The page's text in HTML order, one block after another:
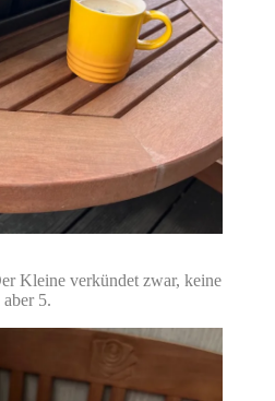
Kleine verkündet zwar, keine
5.